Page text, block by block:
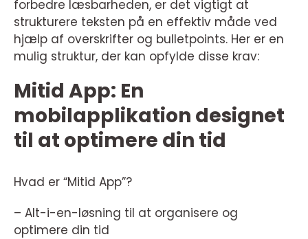
forbedre læsbarheden, er det vigtigt at
strukturere teksten på en effektiv måde ved
hjælp af overskrifter og bulletpoints. Her er en
mulig struktur, der kan opfylde disse krav:
Mitid App: En
mobilapplikation designet
til at optimere din tid
Hvad er “Mitid App”?
– Alt-i-en-løsning til at organisere og
optimere din tid